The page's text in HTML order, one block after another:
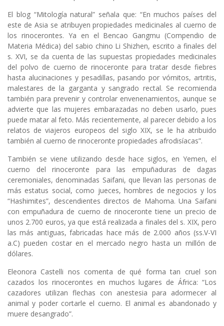
El blog “Mitología natural” señala que: “En muchos países del
este de Asia se atribuyen propiedades medicinales al cuerno de
los rinocerontes. Ya en el Bencao Gangmu (Compendio de
Materia Médica) del sabio chino Li Shizhen, escrito a finales del
s. XVI, se da cuenta de las supuestas propiedades medicinales
del polvo de cuerno de rinoceronte para tratar desde fiebres
hasta alucinaciones y pesadillas, pasando por vómitos, artritis,
malestares de la garganta y sangrado rectal. Se recomienda
también para prevenir y controlar envenenamientos, aunque se
advierte que las mujeres embarazadas no deben usarlo, pues
puede matar al feto. Más recientemente, al parecer debido a los
relatos de viajeros europeos del siglo XIX, se le ha atribuido
también al cuerno de rinoceronte propiedades afrodisíacas”.
También se viene utilizando desde hace siglos, en Yemen, el
cuerno del rinoceronte para las empuñaduras de dagas
ceremoniales, denominadas Saifani, que llevan las personas de
más estatus social, como jueces, hombres de negocios y los
“Hashimites”, descendientes directos de Mahoma. Una Saifani
con empuñadura de cuerno de rinoceronte tiene un precio de
unos 2.700 euros, ya que está realizada a finales del s. XIX, pero
las más antiguas, fabricadas hace más de 2.000 años (ss.V-VI
a.C) pueden costar en el mercado negro hasta un millón de
dólares.
Eleonora Castelli nos comenta de qué forma tan cruel son
cazados los rinocerontes en muchos lugares de África: “Los
cazadores utilizan flechas con anestesia para adormecer al
animal y poder cortarle el cuerno. El animal es abandonado y
muere desangrado”.